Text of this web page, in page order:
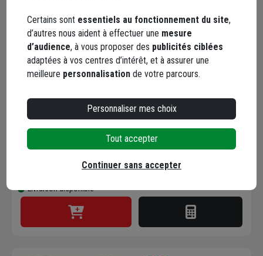
+ 2 modèles
Joint rustic Edilis
kg
Code : 11880-2
20,74 €
Choisir une agence pour vérifier le stock
Livraison disponible
Certains sont essentiels au fonctionnement du site,
d’autres nous aident à effectuer une mesure
d’audience, à vous proposer des publicités ciblées
adaptées à vos centres d’intérêt, et à assurer une
meilleure personnalisation de votre parcours.
Personnaliser mes choix
Tout accepter
Continuer sans accepter